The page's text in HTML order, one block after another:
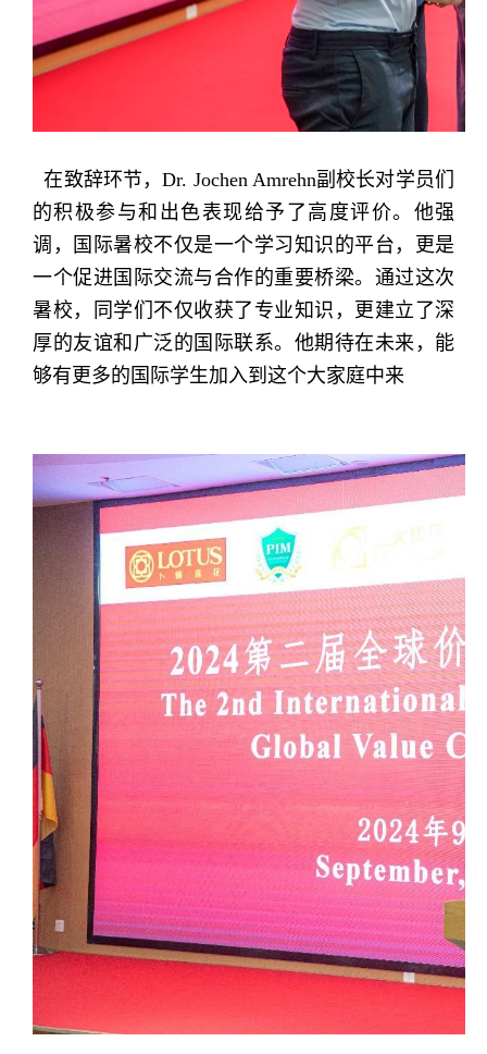
在致辞环节，Dr. Jochen Amrehn副校长对学员们
的积极参与和出色表现给予了高度评价。他强
调，国际暑校不仅是一个学习知识的平台，更是
一个促进国际交流与合作的重要桥梁。通过这次
暑校，同学们不仅收获了专业知识，更建立了深
厚的友谊和广泛的国际联系。他期待在未来，能
够有更多的国际学生加入到这个大家庭中来